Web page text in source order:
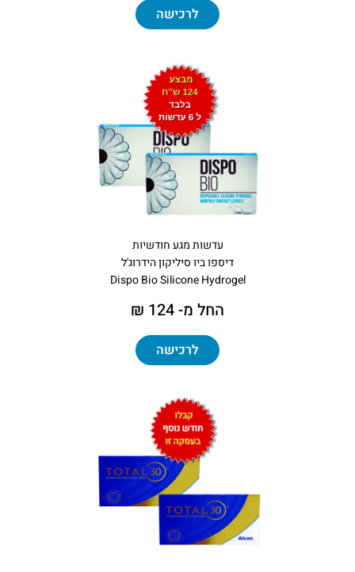
לרכישה
עדשות מגע חודשיות
דיספו ביו סיליקון הידרוג'ל
Dispo Bio Silicone Hydrogel
החל מ- 124 ₪
לרכישה